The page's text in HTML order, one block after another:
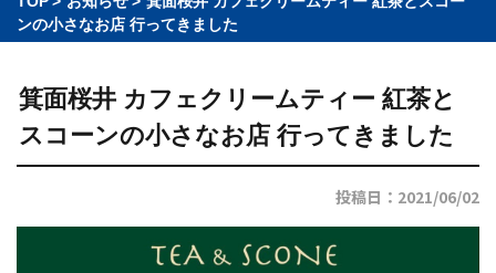
ンの小さなお店 行ってきました
箕面桜井 カフェクリームティー 紅茶と
スコーンの小さなお店 行ってきました
投稿日：2021/06/02